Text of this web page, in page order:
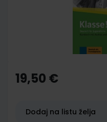
the
beginning
gallery
19,50 €
Dodaj na listu želja